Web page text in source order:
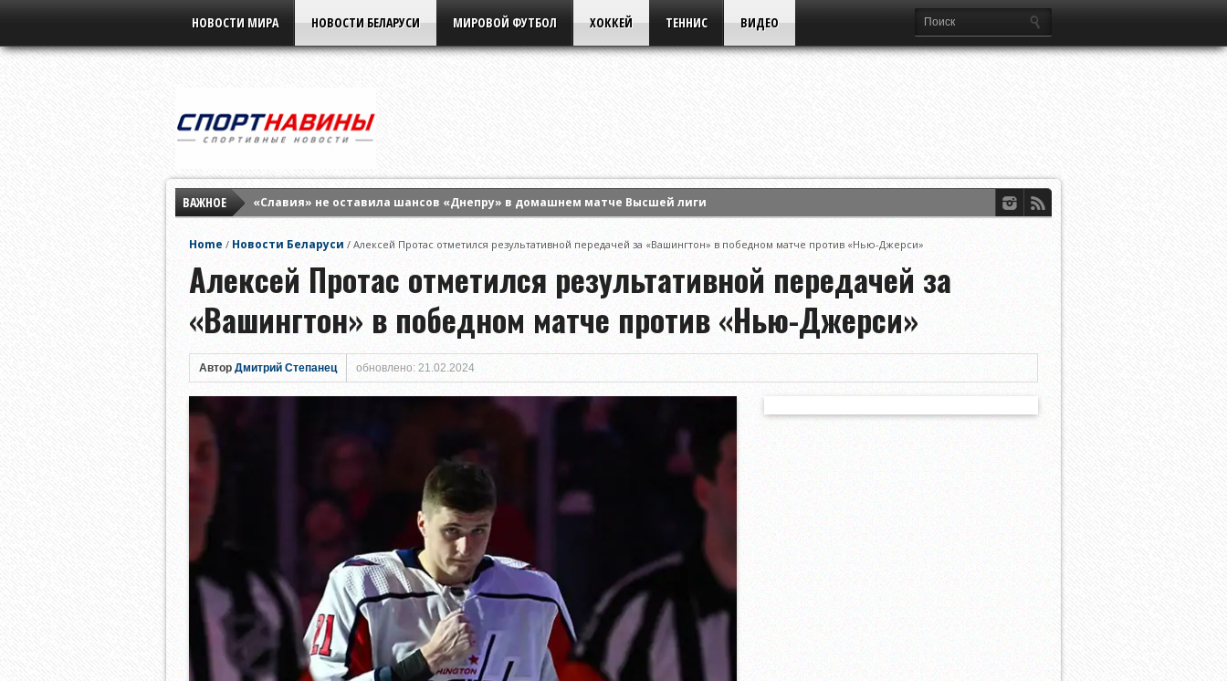
НОВОСТИ МИРА НОВОСТИ БЕЛАРУСИ МИРОВОЙ ФУТБОЛ ХОККЕЙ ТЕННИС ВИДЕО
ВАЖНОЕ
«Славия» не оставила шансов «Днепру» в домашнем матче Высшей лиги
Home / Новости Беларуси / Алексей Протас отметился результативной передачей за «Вашингтон» в победном матче против «Нью-Джерси»
Алексей Протас отметился результативной передачей за
«Вашингтон» в победном матче против «Нью-Джерси»
Автор Дмитрий Степанец обновлено: 21.02.2024